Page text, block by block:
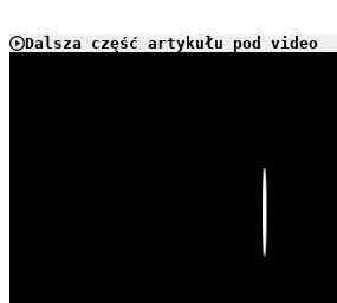
Dalsza część artykułu pod video